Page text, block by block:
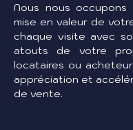
Nous nous
mise en valeur de
chaque visite avec
atouts de votre
locataires ou
appréciation et
de vente.